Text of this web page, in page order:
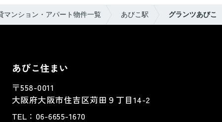
マンション・アパート物件一覧 あびこ駅 グランツあびこ
あびこ住まい
〒558-0011
大阪府大阪市住吉区苅田９丁目14-2
TEL： 06-6655-1670